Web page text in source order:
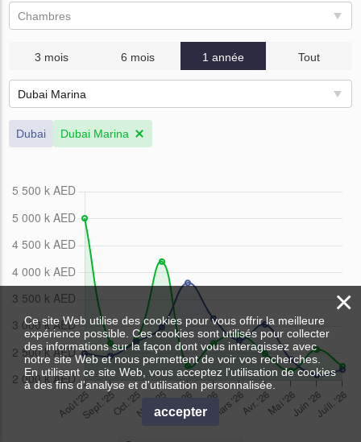
Chambres
3 mois 6 mois 1 année Tout
Dubai Marina
Dubai Dubai Marina
×
Ce site Web utilise des cookies pour vous offrir la meilleure
expérience possible. Ces cookies sont utilisés pour collecter
des informations sur la façon dont vous interagissez avec
notre site Web et nous permettent de voir vos recherches.
En utilisant ce site Web, vous acceptez l'utilisation de cookies
à des fins d'analyse et d'utilisation personnalisée.
accepter